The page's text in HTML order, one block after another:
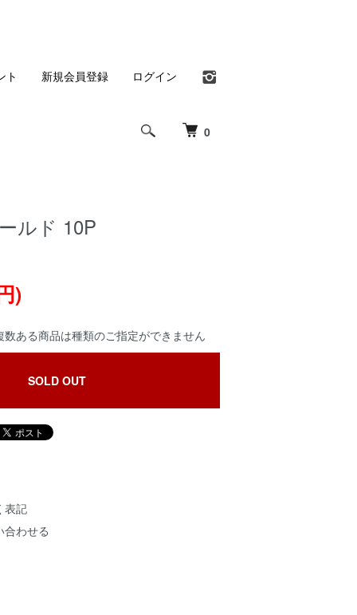
0
ト 新規会員登録 ログイン
ルド 10P
)
ある商品は種類のご指定ができません
SOLD OUT
表記
合わせる